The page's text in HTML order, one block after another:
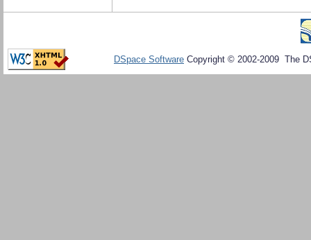
DSpace Software Copyright © 2002-2009 The